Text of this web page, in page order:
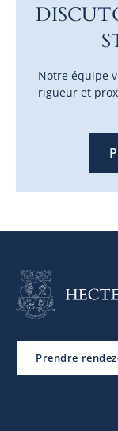
Notre équipe
rigueur et
Prendre